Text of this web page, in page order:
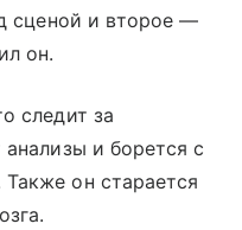
сценой и второе —
он.
следит за
и борется с
он старается